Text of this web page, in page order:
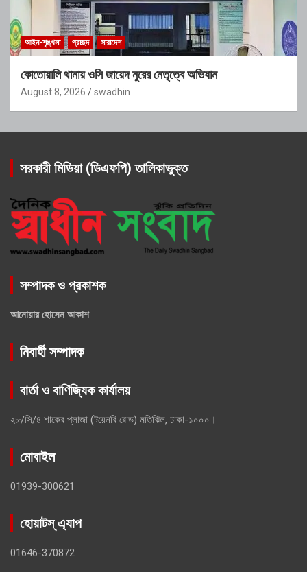
আইন-শৃঙ্খলা প্রচ্ছদ সারাদেশ
কোতোয়ালি থানায় ওসি জায়েদ নুরের নেতৃত্বে অভিযান
August 8, 2026 swadhin
সরকারী মিডিয়া (ডিএফপি) তালিকাভুক্ত
সম্পাদক ও প্রকাশক
আনোয়ার হোসেন আকাশ
নিবার্হী সম্পাদক
বার্তা ও বাণিজ্যিক কার্যালয়
২৮/সি/৪ শাকের প্লাজা (টয়েনবি রোড) মতিঝিল, ঢাকা-১০০০।
মোবাইল
01939-300621
হোয়াটস্ এ্যাপ
01646-370872